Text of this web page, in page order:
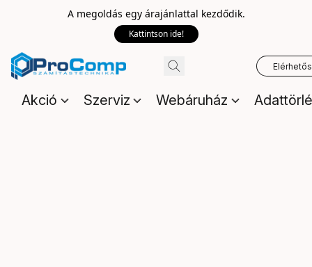
A megoldás egy árajánlattal kezdődik.
Kattintson ide!
Akció Szerviz Webáruház